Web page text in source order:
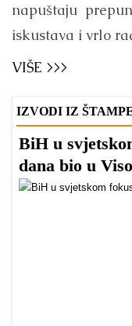
napuštaju
iskustava i vrlo
VIŠE >>>
IZVODI IZ
BiH u
dana bio u